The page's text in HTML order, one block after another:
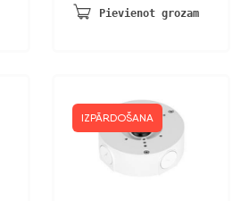
bija:
ir:
Pievienot grozam
IZPĀRDOŠANA